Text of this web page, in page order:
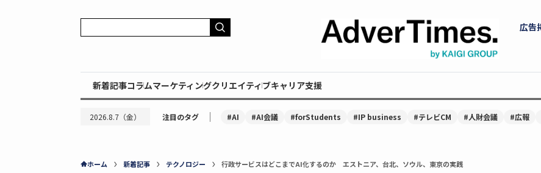
広告
新着記事コラムマーケティングクリエイティブキャリア支援
2026.8.7（金） 注目のタグ ｜ #AI #AI会議 #forStudents #IP business #テレビCM #人財会議 #広報
ホーム 新着記事 テクノロジー 行政サービスはどこまでAI化するのか エストニア、台北、ソウル、東京の実践